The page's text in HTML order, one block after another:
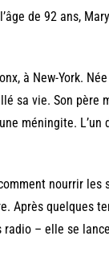
de 92 ans,
à New-York.
sa vie. Son père
méningite. L’un
nourrir les
Après quelques
radio – elle se